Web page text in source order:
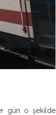
gün o şekilde